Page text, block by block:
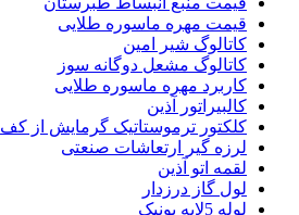
قیمت مهره ماسوره طلایی
کاتالوگ شیر امین
کاتالوگ مشعل دوگانه سوز
کاربرد مهره ماسوره طلایی
کالبیراتور آذین
کلکتور ترموستاتیک گرمایش از کف
لرزه گیر ارتعاشات صنعتی
لقمه اتو آذین
لول گاز درزدار
لوله 5لایه یونیک